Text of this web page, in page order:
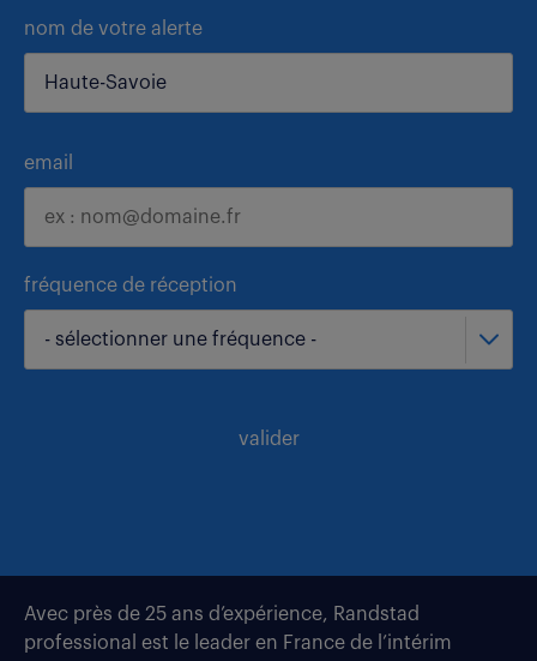
nom de votre alerte
email
fréquence de réception
- sélectionner une fréquence -
valider
Avec près de 25 ans d’expérience, Randstad
professional est le leader en France de l’intérim